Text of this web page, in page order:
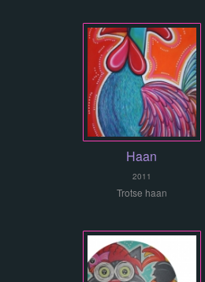
Haan
2011
Trotse haan